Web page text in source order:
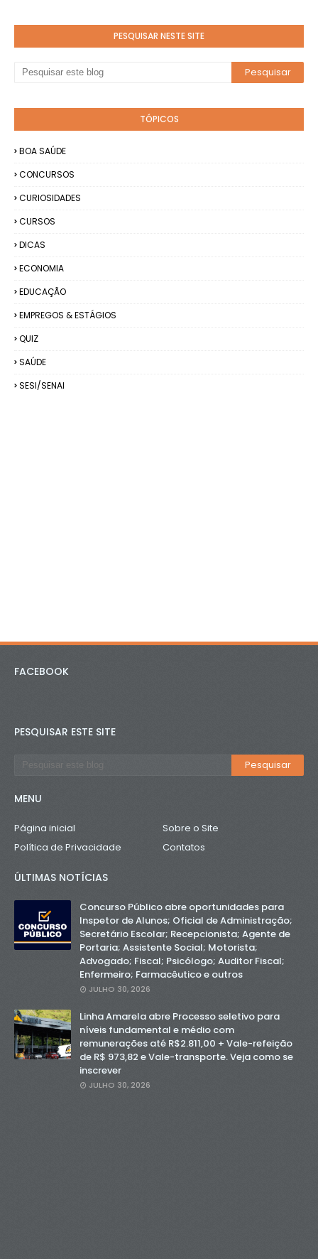
PESQUISAR NESTE SITE
TÓPICOS
BOA SAÚDE
CONCURSOS
CURIOSIDADES
CURSOS
DICAS
ECONOMIA
EDUCAÇÃO
EMPREGOS & ESTÁGIOS
QUIZ
SAÚDE
SESI/SENAI
FACEBOOK
PESQUISAR ESTE SITE
MENU
Página inicial
Sobre o Site
Política de Privacidade
Contatos
ÚLTIMAS NOTÍCIAS
Concurso Público abre oportunidades para
Inspetor de Alunos; Oficial de Administração;
Secretário Escolar; Recepcionista; Agente de
Portaria; Assistente Social; Motorista;
Advogado; Fiscal; Psicólogo; Auditor Fiscal;
Enfermeiro; Farmacêutico e outros
JULHO 30, 2026
Linha Amarela abre Processo seletivo para
níveis fundamental e médio com
remunerações até R$2.811,00 + Vale-refeição
de R$ 973,82 e Vale-transporte. Veja como se
inscrever
JULHO 30, 2026